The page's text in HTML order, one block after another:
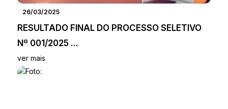
26/03/2025
RESULTADO FINAL DO PROCESSO SELETIVO
Nº 001/2025 ...
ver mais